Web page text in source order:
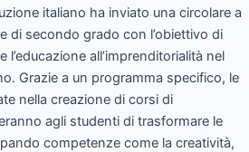
italiano ha inviato una circolare a
di secondo grado con l’obiettivo di
all’imprenditorialità nel
Grazie a un programma specifico, le
nella creazione di corsi di
agli studenti di trasformare le
competenze come la creatività,